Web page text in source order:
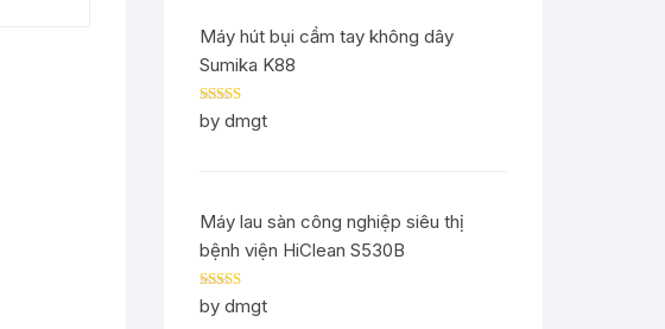
Máy hút bụi cầm tay không dây
Sumika K88
Rated5out
of 5
by dmgt
Máy lau sàn công nghiệp siêu thị
bệnh viện HiClean S530B
Rated5out
of 5
by dmgt